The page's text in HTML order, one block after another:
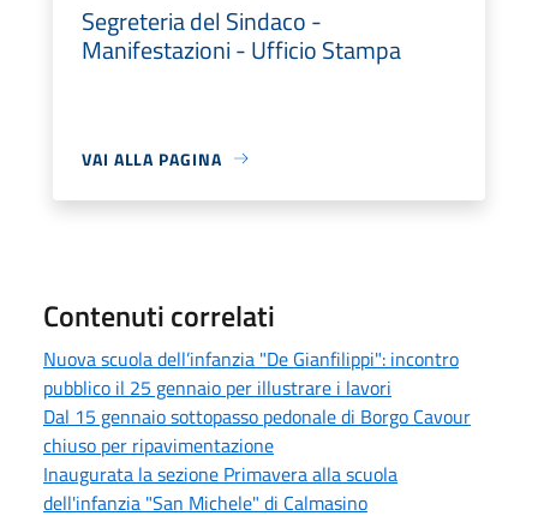
Segreteria del Sindaco -
Manifestazioni - Ufficio Stampa
VAI ALLA PAGINA
Contenuti correlati
Nuova scuola dell’infanzia "De Gianfilippi": incontro
pubblico il 25 gennaio per illustrare i lavori
Dal 15 gennaio sottopasso pedonale di Borgo Cavour
chiuso per ripavimentazione
Inaugurata la sezione Primavera alla scuola
dell'infanzia "San Michele" di Calmasino